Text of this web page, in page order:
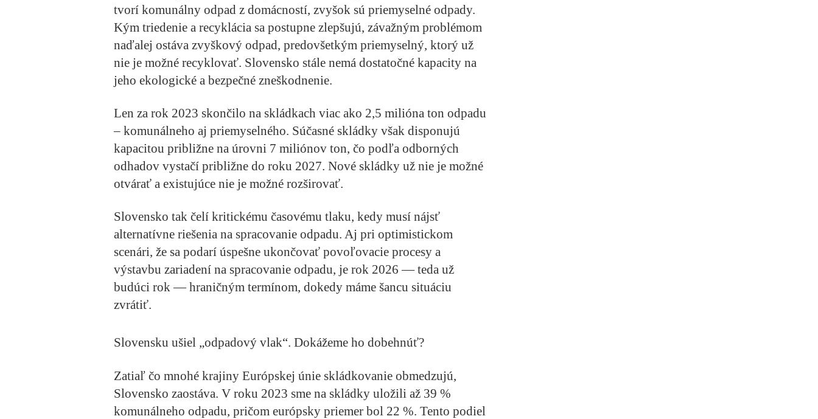
tvorí komunálny odpad z domácností, zvyšok sú priemyselné odpady.
Kým triedenie a recyklácia sa postupne zlepšujú, závažným problémom
naďalej ostáva zvyškový odpad, predovšetkým priemyselný, ktorý už
nie je možné recyklovať. Slovensko stále nemá dostatočné kapacity na
jeho ekologické a bezpečné zneškodnenie.
Len za rok 2023 skončilo na skládkach viac ako 2,5 milióna ton odpadu
– komunálneho aj priemyselného. Súčasné skládky však disponujú
kapacitou približne na úrovni 7 miliónov ton, čo podľa odborných
odhadov vystačí približne do roku 2027. Nové skládky už nie je možné
otvárať a existujúce nie je možné rozširovať.
Slovensko tak čelí kritickému časovému tlaku, kedy musí nájsť
alternatívne riešenia na spracovanie odpadu. Aj pri optimistickom
scenári, že sa podarí úspešne ukončovať povoľovacie procesy a
výstavbu zariadení na spracovanie odpadu, je rok 2026 — teda už
budúci rok — hraničným termínom, dokedy máme šancu situáciu
zvrátiť.
Slovensku ušiel „odpadový vlak“. Dokážeme ho dobehnúť?
Zatiaľ čo mnohé krajiny Európskej únie skládkovanie obmedzujú,
Slovensko zaostáva. V roku 2023 sme na skládky uložili až 39 %
komunálneho odpadu, pričom európsky priemer bol 22 %. Tento podiel